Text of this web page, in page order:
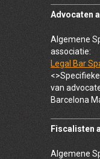
Advocaten
Algemene
associatie:
Legal Bar
van
Barcelona
Fiscalisten
Algemene